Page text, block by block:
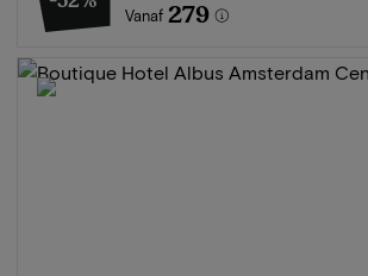
Vanaf 279